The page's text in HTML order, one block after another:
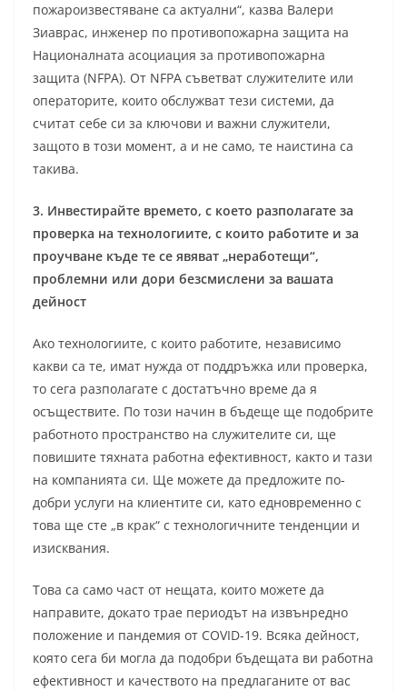
пожароизвестяване са актуални“, казва Валери
Зиаврас, инженер по противопожарна защита на
Националната асоциация за противопожарна
защита (NFPA). От NFPA съветват служителите или
операторите, които обслужват тези системи, да
считат себе си за ключови и важни служители,
защото в този момент, а и не само, те наистина са
такива.
3. Инвестирайте времето, с което разполагате за
проверка на технологиите, с които работите и за
проучване къде те се явяват „неработещи“,
проблемни или дори безсмислени за вашата
дейност
Ако технологиите, с които работите, независимо
какви са те, имат нужда от поддръжка или проверка,
то сега разполагате с достатъчно време да я
осъществите. По този начин в бъдеще ще подобрите
работното пространство на служителите си, ще
повишите тяхната работна ефективност, както и тази
на компанията си. Ще можете да предложите по-
добри услуги на клиентите си, като едновременно с
това ще сте „в крак“ с технологичните тенденции и
изисквания.
Това са само част от нещата, които можете да
направите, докато трае периодът на извънредно
положение и пандемия от COVID-19. Всяка дейност,
която сега би могла да подобри бъдещата ви работна
ефективност и качеството на предлаганите от вас